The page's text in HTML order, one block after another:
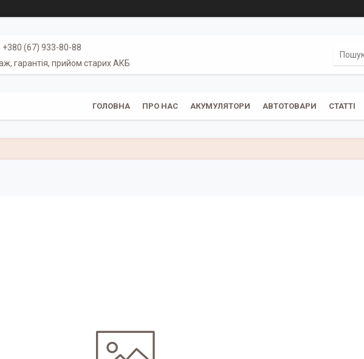
+380 (67) 933-80-88
гарантія, прийом старих АКБ
ГОЛОВНА ПРО НАС АКУМУЛЯТОРИ АВТОТОВАРИ СТАТТІ